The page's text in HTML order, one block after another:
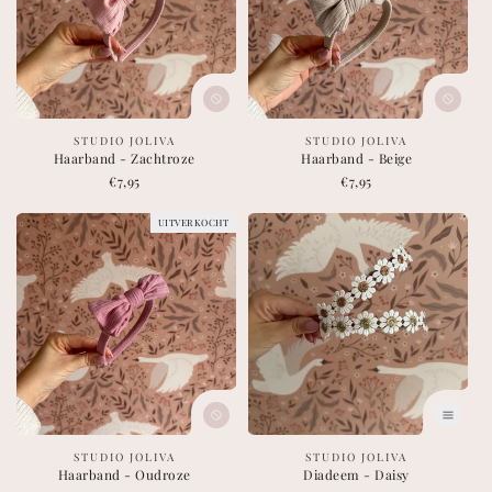
leverancier:
STUDIO JOLIVA
Haarband - Zachtroze
Normale
€7,95
leverancier:
STUDIO JOLIVA
Haarband - Beige
Normale
€7,95
UITVERKOCHT
leverancier:
STUDIO JOLIVA
Haarband - Oudroze
leverancier:
STUDIO JOLIVA
Diadeem - Daisy